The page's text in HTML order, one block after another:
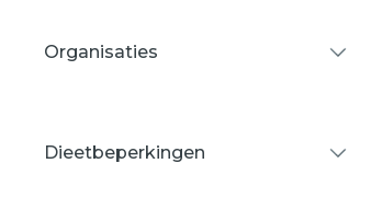
Organisaties
Dieetbeperkingen